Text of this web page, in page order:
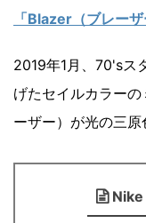
「Blazer（ブレーザ
2019年1月、70'sス
げたセイルカラー
ーザー）が光の三原